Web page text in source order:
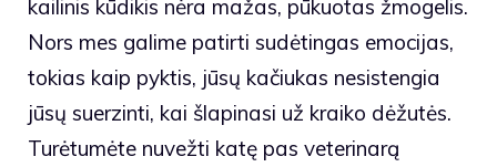
kailinis kūdikis nėra mažas, pūkuotas žmogelis.
Nors mes galime patirti sudėtingas emocijas,
tokias kaip pyktis, jūsų kačiukas nesistengia
jūsų suerzinti, kai šlapinasi už kraiko dėžutės.
Turėtumėte nuvežti katę pas veterinarą